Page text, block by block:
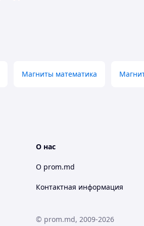
Магниты математика
О нас
О prom.md
Контактная информация
© prom.md, 2009-2026